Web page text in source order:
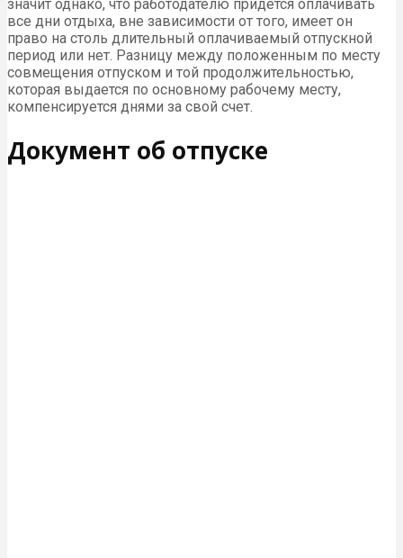
значит однако, что работодателю придется оплачивать
все дни отдыха, вне зависимости от того, имеет он
право на столь длительный оплачиваемый отпускной
период или нет. Разницу между положенным по месту
совмещения отпуском и той продолжительностью,
которая выдается по основному рабочему месту,
компенсируется днями за свой счет.
Документ об отпуске